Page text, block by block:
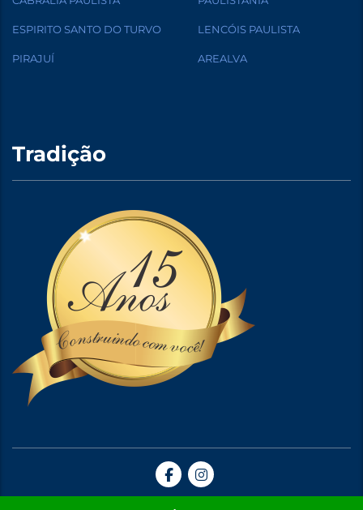
ESPIRITO SANTO DO TURVO LENCÓIS PAULISTA
PIRAJUÍ AREALVA
Tradição